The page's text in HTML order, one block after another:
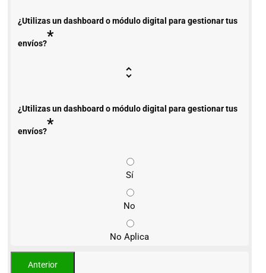
¿Utilizas un dashboard o módulo digital para gestionar tus
envíos?*
¿Utilizas un dashboard o módulo digital para gestionar tus
envíos?*
Sí
No
No Aplica